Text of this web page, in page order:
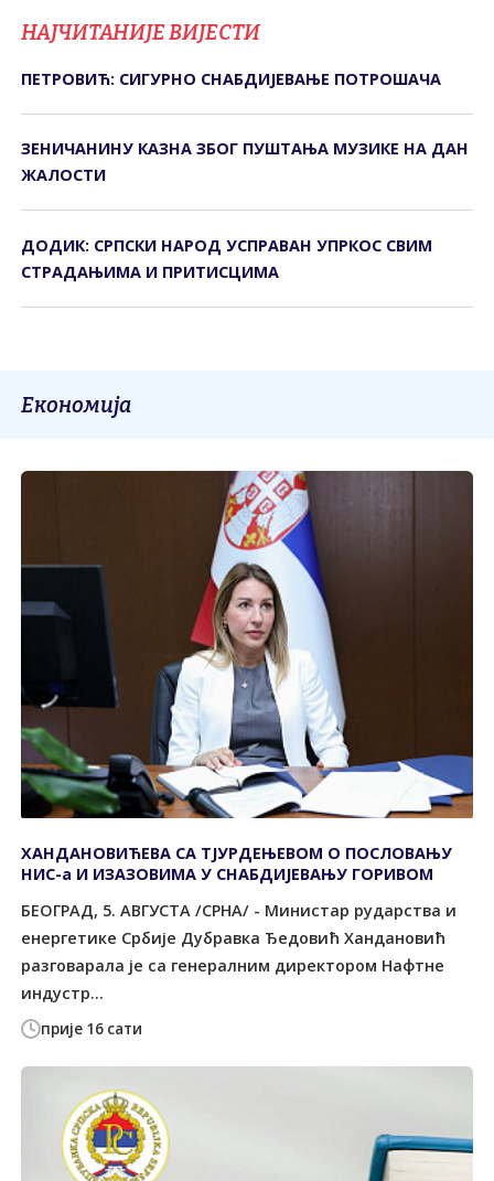
НАЈЧИТАНИЈЕ ВИЈЕСТИ
ПЕТРОВИЋ: СИГУРНО СНАБДИЈЕВАЊЕ ПОТРОШАЧА
ЗЕНИЧАНИНУ КАЗНА ЗБОГ ПУШТАЊА МУЗИКЕ НА ДАН
ЖАЛОСТИ
ДОДИК: СРПСКИ НАРОД УСПРАВАН УПРКОС СВИМ
СТРАДАЊИМА И ПРИТИСЦИМА
Економија
прије 16 сати
ХАНДАНОВИЋЕВА СА ТЈУРДЕЊЕВОМ О ПОСЛОВАЊУ
НИС-а И ИЗАЗОВИМА У СНАБДИЈЕВАЊУ ГОРИВОМ
БЕОГРАД, 5. АВГУСТА /СРНА/ - Министар рударства и
енергетике Србије Дубравка Ђедовић Хандановић
разговарала је са генералним директором Нафтне
индустр...